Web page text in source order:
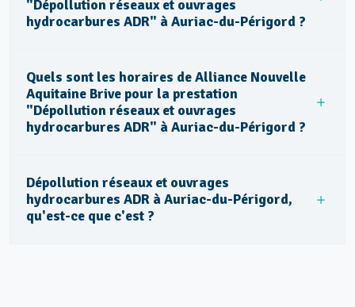
"Dépollution réseaux et ouvrages
hydrocarbures ADR" à Auriac-du-Périgord ?
Quels sont les horaires de Alliance Nouvelle
Aquitaine Brive pour la prestation
"Dépollution réseaux et ouvrages
hydrocarbures ADR" à Auriac-du-Périgord ?
Dépollution réseaux et ouvrages
hydrocarbures ADR à Auriac-du-Périgord,
qu'est-ce que c'est ?